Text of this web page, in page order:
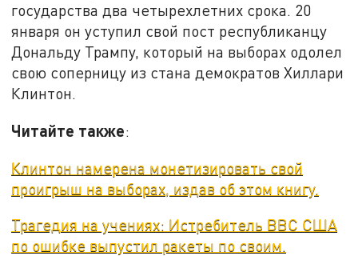
государства два четырехлетних срока. 20
января он уступил свой пост республиканцу
Дональду Трампу, который на выборах одолел
свою соперницу из стана демократов Хиллари
Клинтон.
Читайте также:
Клинтон намерена монетизировать свой
проигрыш на выборах, издав об этом книгу.
Трагедия на учениях: Истребитель ВВС США
по ошибке выпустил ракеты по своим.